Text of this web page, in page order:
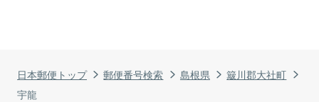
日本郵便トップ 郵便番号検索 島根県
簸川郡大社町
宇龍